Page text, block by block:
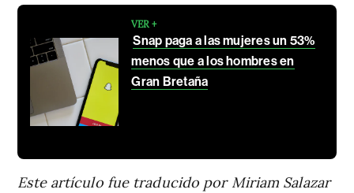
VER +
Snap paga a las mujeres un 53%
menos que a los hombres en
Gran Bretaña
Este artículo fue traducido por Miriam Salazar